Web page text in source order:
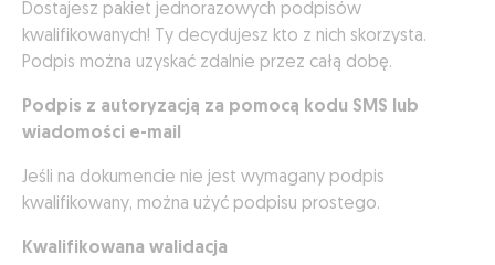
Dostajesz pakiet jednorazowych podpisów
kwalifikowanych! Ty decydujesz kto z nich skorzysta.
Podpis można uzyskać zdalnie przez całą dobę.
Podpis z autoryzacją za pomocą kodu SMS lub
wiadomości e-mail
Jeśli na dokumencie nie jest wymagany podpis
kwalifikowany, można użyć podpisu prostego.
Kwalifikowana walidacja